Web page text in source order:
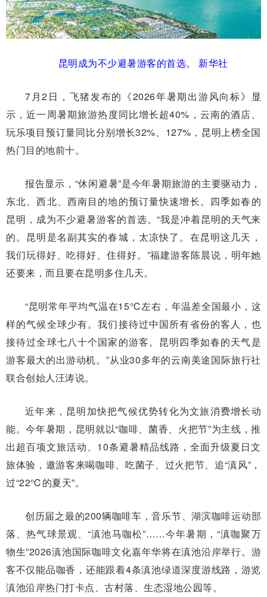
昆明成为不少避暑游客的首选。 新华社
7月2日，飞猪发布的《2026年暑期出游风向标》显
示，近一周暑期旅游热度同比增长超40%，云南的酒店、
玩乐项目预订量同比分别增长32%、127%，昆明上榜全国
热门目的地前十。
报告显示，“休闲避暑”是今年暑期旅游的主要驱动力，
东北、西北、西南目的地的预订量快速增长。四季如春的
昆明，成为不少避暑游客的首选。“我是冲着昆明的天气来
的。昆明是名副其实的春城，太凉快了。在昆明这几天，
我们玩得好、吃得好、住得好。”福建游客陈晨说，明年她
还要来，而且要在昆明多住几天。
“昆明常年平均气温在15℃左右，年温差全国最小，这
样的气候全球少有。我们接待过中国所有省份的客人，也
接待过全球七八十个国家的游客。昆明四季如春的天气是
游客最大的出游动机。”从业30多年的云南美途国际旅行社
联合创始人汪涛说。
近年来，昆明加快把气候优势转化为文旅消费增长动
能。今年暑期，昆明就以“咖啡、菌香、火把节”为主线，推
出超百项文旅活动、10条避暑精品线路，全面升级夏日文
旅体验，邀游客来喝咖啡、吃菌子、过火把节、追“滇风”，
过“22℃的夏天”。
创历届之最的200辆咖啡车，音乐节、湖滨咖啡运动部
落、热气球景观、“滇池马咖松”……今年暑期，“滇咖聚万
物生”2026滇池国际咖啡文化嘉年华将在滇池沿岸举行。游
客不仅能品咖香，还能跟着4条滇池绿道深度游线路，游览
滇池沿岸热门打卡点、古村落、生态湿地公园等。